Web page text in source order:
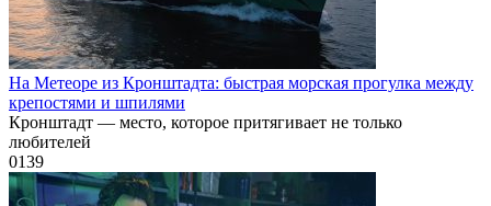
На Метеоре из Кронштадта: быстрая морская прогулка между
крепостями и шпилями
Кронштадт — место, которое притягивает не только
любителей
0139